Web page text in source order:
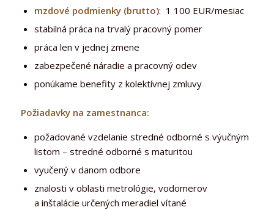
mzdové podmienky (brutto): 1 100 EUR/mesiac
stabilná práca na trvalý pracovný pomer
práca len v jednej zmene
zabezpečené náradie a pracovný odev
ponúkame benefity z kolektívnej zmluvy
Požiadavky na zamestnanca:
požadované vzdelanie stredné odborné s výučným
listom – stredné odborné s maturitou
vyučený v danom odbore
znalosti v oblasti metrológie, vodomerov
a inštalácie určených meradiel vítané